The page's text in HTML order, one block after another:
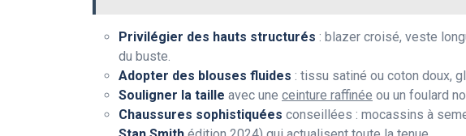
Privilégier des hauts structurés : blazer croisé, veste
du buste.
Adopter des blouses fluides : tissu satiné ou coton doux,
Souligner la taille avec une ceinture raffinée ou un foulard
Chaussures sophistiquées conseillées : mocassins à